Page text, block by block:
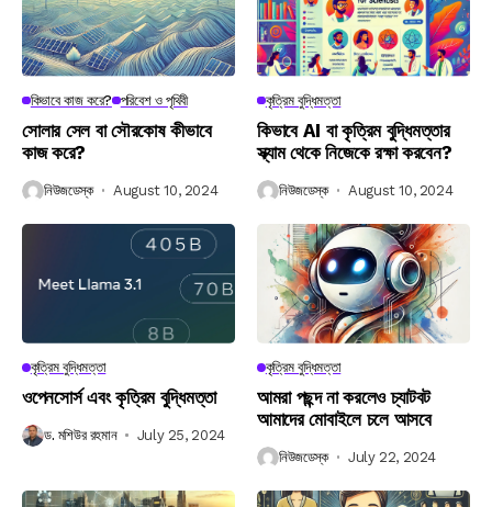
কিভাবে কাজ করে? পরিবেশ ও পৃথিবী
সোলার সেল বা সৌরকোষ কীভাবে
কাজ করে?
নিউজডেস্ক August 10, 2024
কৃত্রিম বুদ্ধিমত্তা
কিভাবে AI বা কৃত্রিম বুদ্ধিমত্তার
স্ক্যাম থেকে নিজেকে রক্ষা করবেন?
নিউজডেস্ক August 10, 2024
কৃত্রিম বুদ্ধিমত্তা
ওপেনসোর্স এবং কৃত্রিম বুদ্ধিমত্তা
ড. মশিউর রহমান July 25, 2024
কৃত্রিম বুদ্ধিমত্তা
আমরা পছন্দ না করলেও চ্যাটবট
আমাদের মোবাইলে চলে আসবে
নিউজডেস্ক July 22, 2024